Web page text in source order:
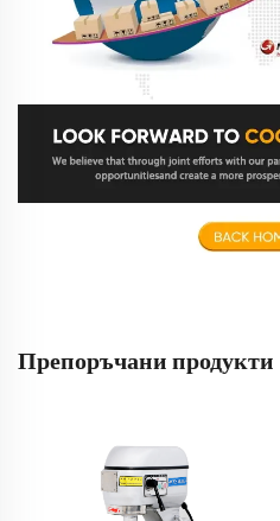
Препоръчани продукти